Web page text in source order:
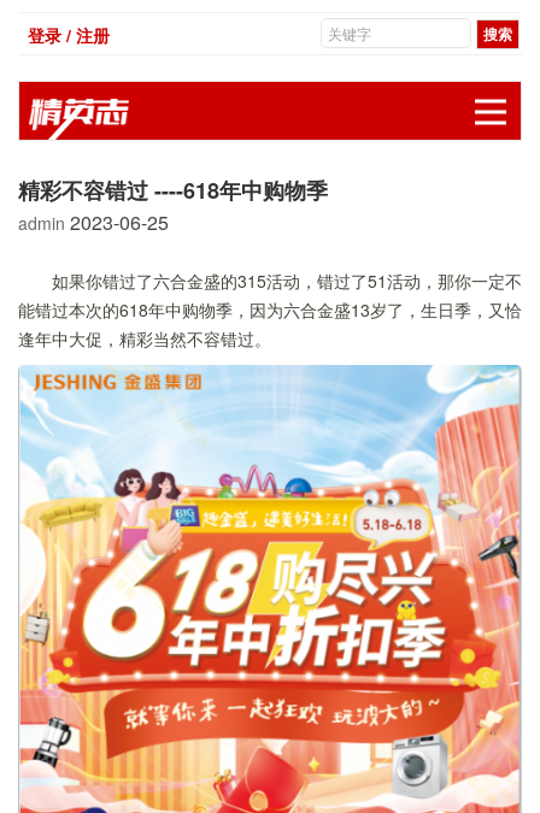
登录 / 注册
精彩不容错过 ----618年中购物季
admin 2023-06-25
如果你错过了六合金盛的315活动，错过了51活动，那你一定不
能错过本次的618年中购物季，因为六合金盛13岁了，生日季，又恰
逢年中大促，精彩当然不容错过。